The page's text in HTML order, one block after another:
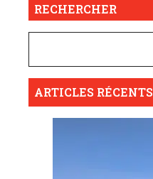
RECHERCHER
ARTICLES RÉCENTS